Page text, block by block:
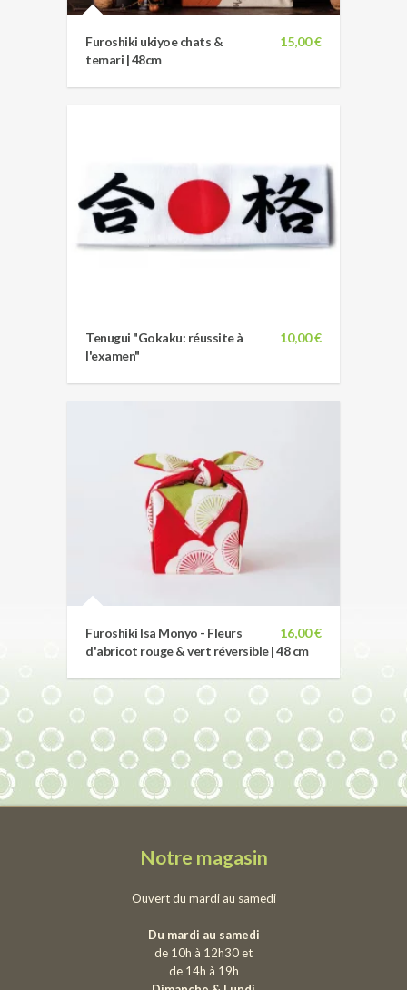
15,00 €
Furoshiki ukiyoe chats &
temari | 48cm
10,00 €
Tenugui "Gokaku: réussite à
l'examen"
16,00 €
Furoshiki Isa Monyo - Fleurs
d'abricot rouge & vert réversible | 48 cm
Notre magasin
Ouvert du mardi au samedi
Du mardi au samedi
de 10h à 12h30 et
de 14h à 19h